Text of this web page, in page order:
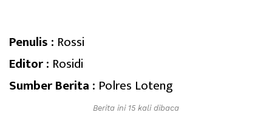
Penulis : Rossi
Editor : Rosidi
Sumber Berita : Polres Loteng
Berita ini 15 kali dibaca